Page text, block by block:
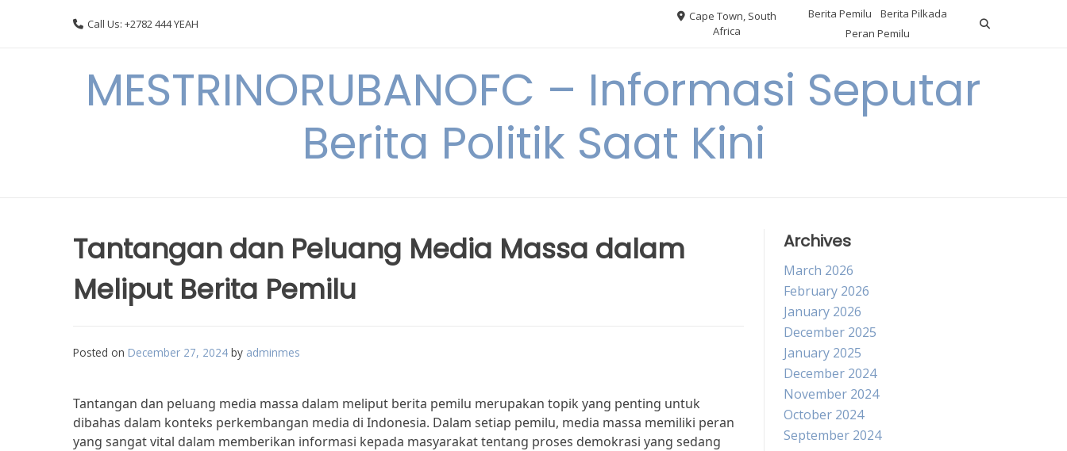
Call Us: +2782 444 YEAH
Cape Town, South
Africa
Berita Pemilu
Berita Pilkada
Peran Pemilu
MESTRINORUBANOFC – Informasi Seputar
Berita Politik Saat Kini
Tantangan dan Peluang Media Massa dalam
Meliput Berita Pemilu
Posted on December 27, 2024 by adminmes
Tantangan dan peluang media massa dalam meliput berita pemilu merupakan topik yang penting untuk
dibahas dalam konteks perkembangan media di Indonesia. Dalam setiap pemilu, media massa memiliki peran
yang sangat vital dalam memberikan informasi kepada masyarakat tentang proses demokrasi yang sedang
Archives
March 2026
February 2026
January 2026
December 2025
January 2025
December 2024
November 2024
October 2024
September 2024